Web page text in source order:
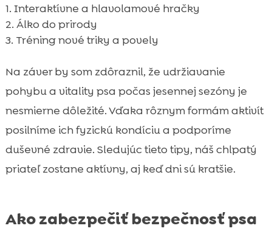
Interaktívne a hlavolamové hračky
Álko do prirody
Tréning nové triky a povely
Na záver by som zdôraznil, že udržiavanie
pohybu a vitality psa počas jesennej sezóny je
nesmierne dôležité. Vďaka rôznym formám aktivít
posilníme ich fyzickú kondíciu a podporíme
duševné zdravie. Sledujúc tieto tipy, náš chlpatý
priateľ zostane aktívny, aj keď dni sú kratšie.
Ako zabezpečiť bezpečnosť psa